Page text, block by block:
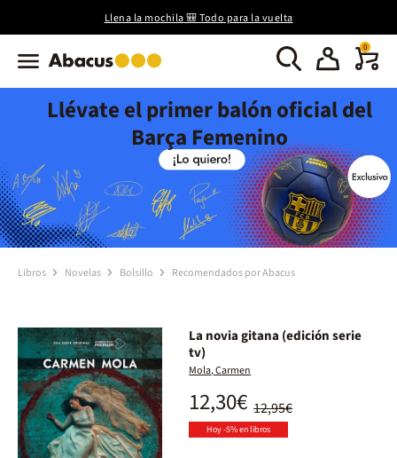
Llena la mochila 🎒 Todo para la vuelta
0
Llévate el primer balón oficial del
Barça Femenino
Libros Novelas Bolsillo Recomendados por Abacus
La novia gitana (edición serie
tv)
Mola, Carmen
12,95€
12,30€
Hoy -5% en libros